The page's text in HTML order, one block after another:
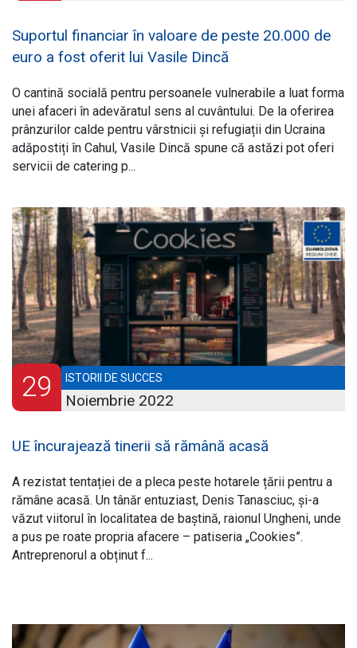
Suportul financiar în valoare de peste 20.000 de
euro a fost oferit lui Vasile Dincă
O cantină socială pentru persoanele vulnerabile a luat forma
unei afaceri în adevăratul sens al cuvântului. De la oferirea
prânzurilor calde pentru vârstnicii și refugiații din Ucraina
adăpostiți în Cahul, Vasile Dincă spune că astăzi pot oferi
servicii de catering p...
29 ISTORII DE SUCCES
Noiembrie 2022
UE încurajează tinerii să rămână acasă
A rezistat tentației de a pleca peste hotarele țării pentru a
rămâne acasă. Un tânăr entuziast, Denis Tanasciuc, și-a
văzut viitorul în localitatea de baștină, raionul Ungheni, unde
a pus pe roate propria afacere – patiseria „Cookies”.
Antreprenorul a obținut f...